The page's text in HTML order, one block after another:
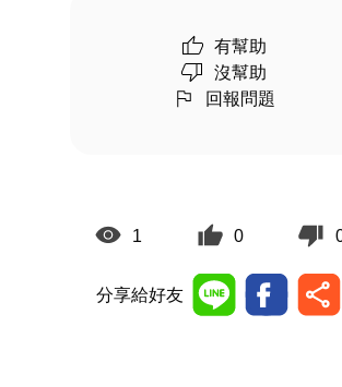
有幫助
沒幫助
回報問題
1 0
分享給好友